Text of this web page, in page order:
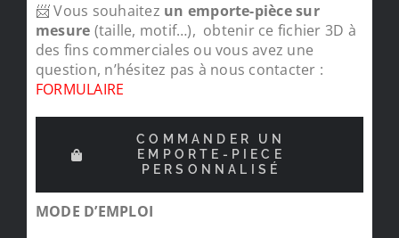
📨 Vous souhaitez un emporte-pièce sur
mesure (taille, motif…), obtenir ce fichier 3D à
des fins commerciales ou vous avez une
question, n’hésitez pas à nous contacter :
FORMULAIRE
COMMANDER UN
EMPORTE-PIECE
PERSONNALISÉ
MODE D’EMPLOI